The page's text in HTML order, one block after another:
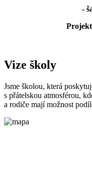
-
Vize školy
Jsme školou, která
s přátelskou atmosférou,
a rodiče mají možnost